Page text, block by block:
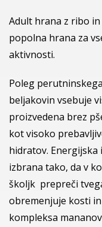
Adult hrana z ribo
popolna hrana za
aktivnosti.
Poleg
beljakovin vsebuje
proizvedena brez
kot visoko
hidratov.
izbrana tako, da v
školjk prepreči
obremenjuje kosti
kompleksa